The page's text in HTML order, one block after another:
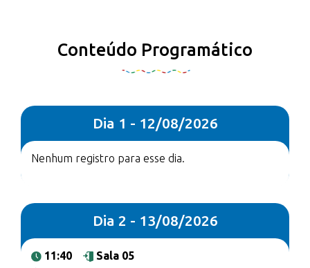
Conteúdo Programático
Dia 1 - 12/08/2026
Nenhum registro para esse dia.
Dia 2 - 13/08/2026
11:40
Sala 05